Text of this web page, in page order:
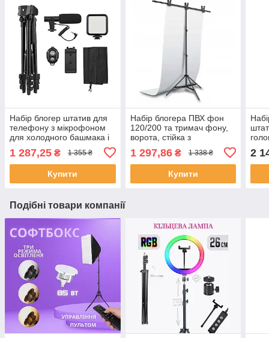
Набір блогер штатив для
телефону з мікрофоном
для холодного башмака і
1 287,25 ₴ 1 355 ₴
Купити
Набір блогера ПВХ фон
120/200 та тримач фону,
ворота, стійка з
перекладиною 2.2х1,5м
1 297,86₴ 1 338 ₴
Купити
2
Подібні товари компанії